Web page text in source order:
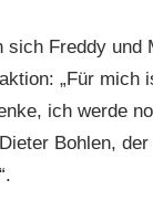
sich Freddy
„Für mich
ich werde
Bohlen,